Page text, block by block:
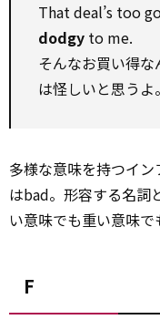
That deal’s too
dodgy to me.
そんなお買い得
は怪しいと思うよ。
多様な意味を持つイン
はbad。形容する名詞
い意味でも重い意味で
F